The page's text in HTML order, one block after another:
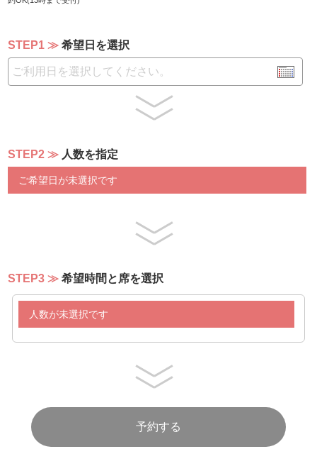
蒸し鶏のツナソース
鮪のケッパーソース
ガイヤーン
フリッタータ
プティトマト
海藻サラダ
むき枝豆
青パパイヤ
【スープ】
オニオンスープ
ミーバイのアクアパッツァ
サーモンのソテー
【肉料理】
STEP1 希望日を選択
STEP2 人数を指定
ご希望日が未選択です
STEP3 希望時間と席を選択
人数が未選択です